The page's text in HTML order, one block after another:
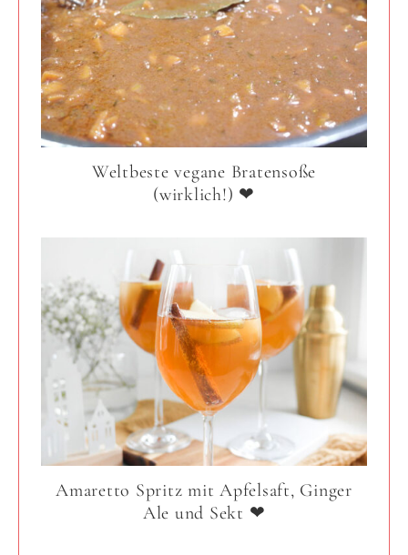
Weltbeste vegane Bratensoße
(wirklich!) ❤
Amaretto Spritz mit Apfelsaft, Ginger
Ale und Sekt ❤